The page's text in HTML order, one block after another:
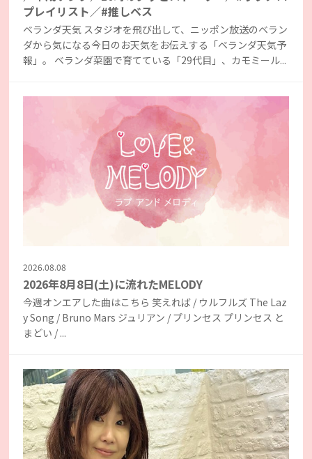
プレイリスト／#推しベス
ベランダ天気 スタジオを飛び出して、ニッポン放送のベラン
ダから気になる今日のお天気をお伝えする「ベランダ天気予
報」。 ベランダ菜園で育てている「29代目」、カモミール...
2026.08.08
2026年8月8日(土)に流れたMELODY
今週オンエアした曲はこちら 笑えれば / ウルフルズ The Laz
y Song / Bruno Mars ジュリアン / プリンセス プリンセス と
まどい / ...